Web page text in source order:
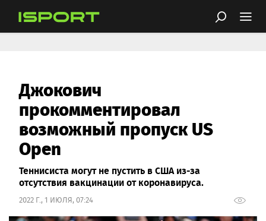
Джокович
прокомментировал
возможный пропуск US
Open
Теннисиста могут не пустить в США из-за
отсутствия вакцинации от коронавируса.
2022 Г., 1 ИЮЛЯ, 07:24